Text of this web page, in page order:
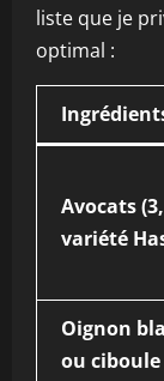
liste que je
optimal :
Avocats (3,
variété
Oignon
ou ciboule